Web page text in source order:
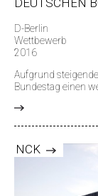
D-Berlin
Wettbewerb
2016
Aufgrund
Bundestag einen
NCK